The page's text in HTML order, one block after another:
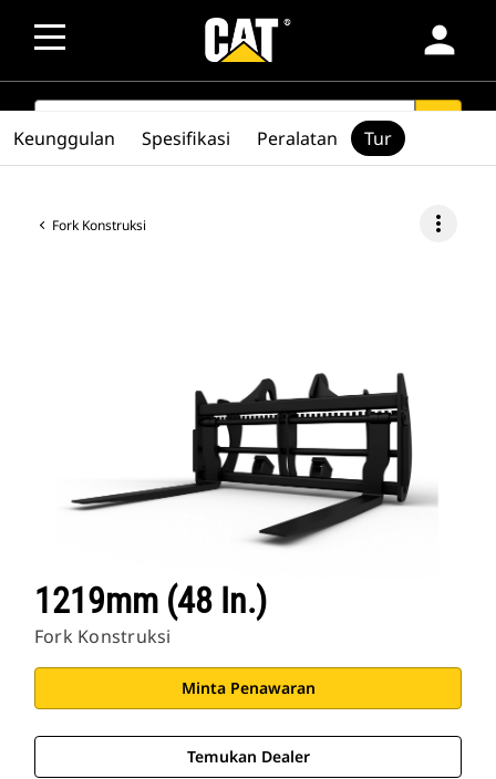
person
SEARCH
Fork Konstruksi more_vert
1219mm (48 In.)
Fork Konstruksi
Minta Penawaran
Temukan Dealer
Keunggulan Spesifikasi Peralatan Tur